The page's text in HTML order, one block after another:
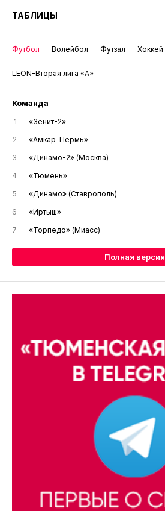
ТАБЛИЦЫ
Футбол Волейбол Футзал Хоккей
LEON-Вторая лига «А»
Команда
1 «Зенит-2»
2
«Амкар-Пермь»
3
«Динамо-2» (Москва)
4
«Тюмень»
5
«Динамо» (Ставрополь)
6
«Иртыш»
7
«Торпедо» (Миасс)
Полная версия